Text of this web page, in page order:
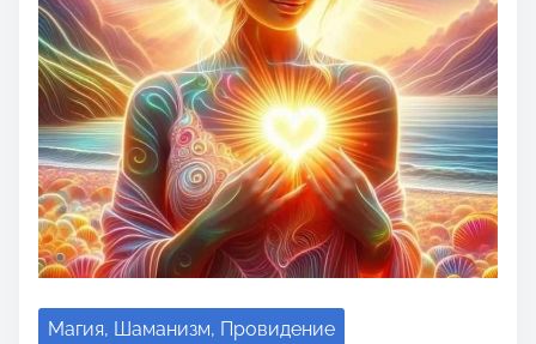
Магия, Шаманизм, Провидение